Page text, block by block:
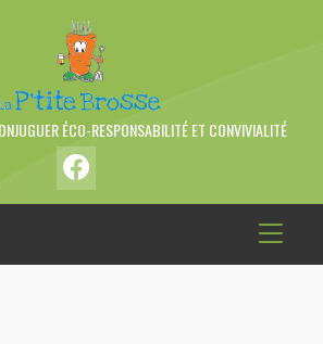
ÉCO-RESPONSABILITÉ ET CONVIVIALITÉ